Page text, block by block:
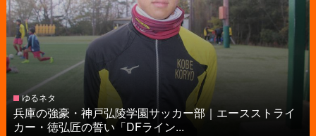
ゆるネタ
兵庫の強豪・神戸弘陵学園サッカー部｜エースストライ
カー・徳弘匠の誓い「DFライン...